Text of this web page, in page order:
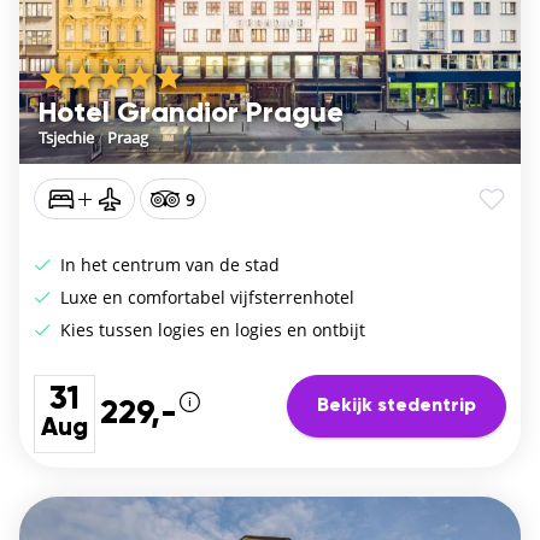
Hotel Grandior Prague
Tsjechie/Praag
9
In het centrum van de stad
Luxe en comfortabel vijfsterrenhotel
Kies tussen logies en logies en ontbijt
31
Aug 229,- Bekijk stedentrip